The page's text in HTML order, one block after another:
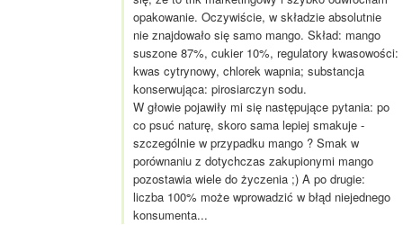
opakowanie. Oczywiście, w składzie absolutnie
nie znajdowało się samo mango. Skład: mango
suszone 87%, cukier 10%, regulatory kwasowości:
kwas cytrynowy, chlorek wapnia; substancja
konserwująca: pirosiarczyn sodu.
W głowie pojawiły mi się następujące pytania: po
co psuć naturę, skoro sama lepiej smakuje -
szczególnie w przypadku mango ? Smak w
porównaniu z dotychczas zakupionymi mango
pozostawia wiele do życzenia ;) A po drugie:
liczba 100% może wprowadzić w błąd niejednego
konsumenta...